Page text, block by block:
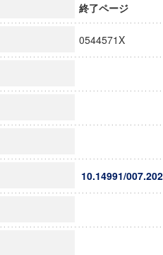
終了ページ
0544571X
10.14991/